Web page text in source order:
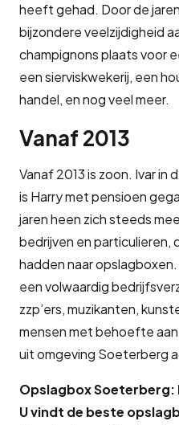
heeft gehad. Door de
bijzondere veelzijdigheid
champignons plaats voor
een sierviskwekerij, een
handel, en nog veel meer.
Vanaf 2013
Vanaf 2013 is zoon. Ivar in
is Harry met pensioen
jaren heen zich steeds
bedrijven en particulieren,
hadden naar
een volwaardig
zzp’ers, muzikanten,
mensen met behoefte
uit omgeving Soeterberg
Opslagbox Soeterberg:
U vindt de beste